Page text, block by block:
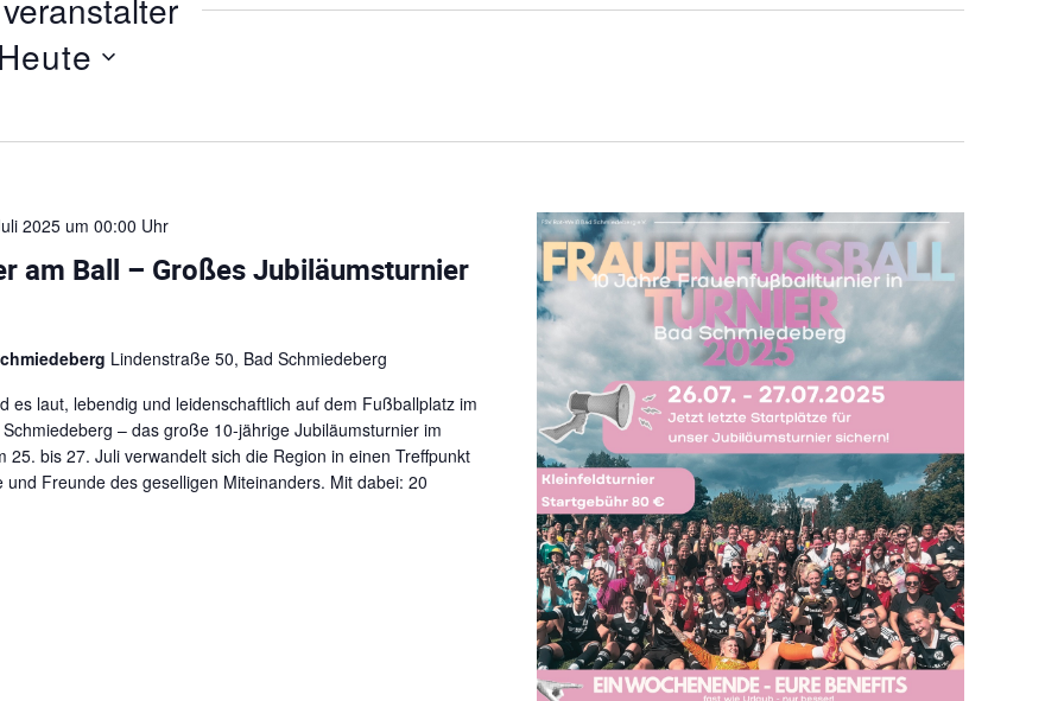
e
Heute
am Ball – Großes Jubiläumsturnier
2025 um 00:00 Uhr
Lindenstraße 50, Bad Schmiedeberg
es laut, lebendig und leidenschaftlich auf dem Fußballplatz im
– das große 10-jährige Jubiläumsturnier im
25. bis 27. Juli verwandelt sich die Region in einen Treffpunkt
Freunde des geselligen Miteinanders. Mit dabei: 20